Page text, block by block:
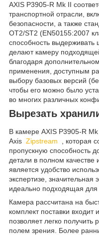
AXIS P3905-R Mk II
транспортной отрасли,
безопасности, а также
OT2/ST2 (EN50155:2007
способность
делают камеру
благодаря
применения, доступным
выбору базовых версий
чтобы его можно было
во многих различных
Вырезать
В камере AXIS P3905-R
Axis Zipstream , которая
пропускную способность
детали в полном качестве
является удобство
экспертизе, значительная
идеально подходящая для
Камера рассчитана на
комплект поставки входит
позволяет легко
полем зрения. Более